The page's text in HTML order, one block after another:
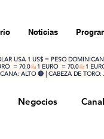
Noticias
ALTO 🔴 | CABEZA DE
Negocios